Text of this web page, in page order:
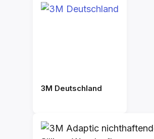
3M Deutschland